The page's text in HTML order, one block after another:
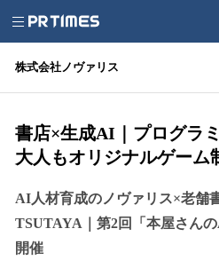
株式会社ノヴァリス
書店×生成AI｜プログラ
大人もオリジナルゲーム
AI人材育成のノヴァリス×老舗
TSUTAYA｜第2回「本屋さんの
開催